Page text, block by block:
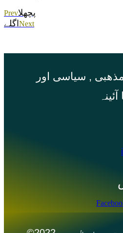
Prevپچھلا
اگلےNext
, سیاسی اور